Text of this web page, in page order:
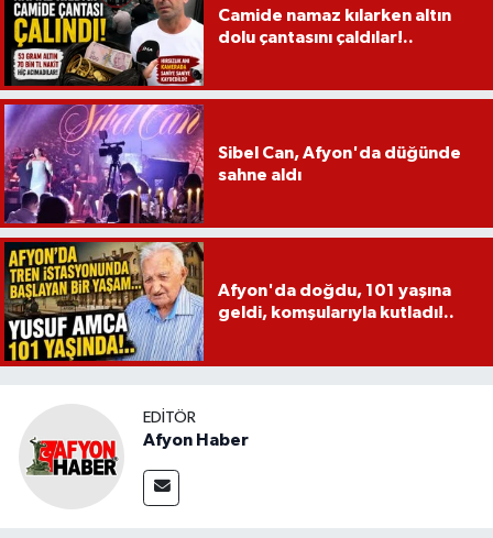
Camide namaz kılarken altın
dolu çantasını çaldılar!..
Sibel Can, Afyon'da düğünde
sahne aldı
Afyon'da doğdu, 101 yaşına
geldi, komşularıyla kutladı!..
EDITÖR
Afyon Haber